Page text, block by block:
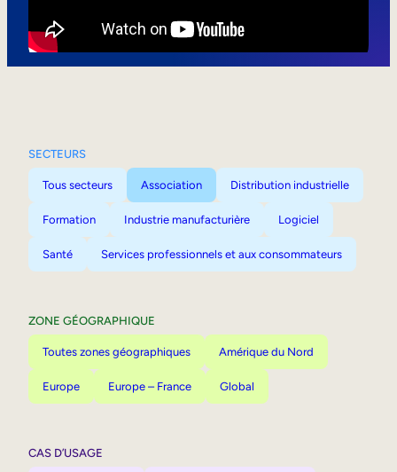
SECTEURS
Tous secteurs Association Distribution industrielle
Formation Industrie manufacturière Logiciel
Santé Services professionnels et aux consommateurs
ZONE GÉOGRAPHIQUE
Toutes zones géographiques Amérique du Nord
Europe Europe – France Global
CAS D’USAGE